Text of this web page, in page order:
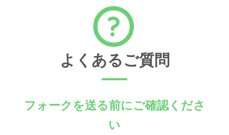
よくあるご質問
フォークを送る前にご確認くださ
い